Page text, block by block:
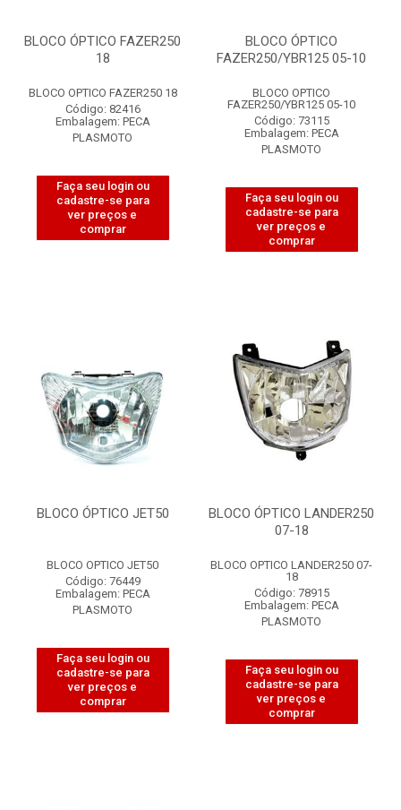
BLOCO ÓPTICO FAZER250
18
BLOCO OPTICO FAZER250 18
Código: 82416
Embalagem: PECA
PLASMOTO
Faça seu login ou
cadastre-se para
ver preços e
comprar
BLOCO ÓPTICO
FAZER250/YBR125 05-10
BLOCO OPTICO
FAZER250/YBR125 05-10
Código: 73115
Embalagem: PECA
PLASMOTO
Faça seu login ou
cadastre-se para
ver preços e
comprar
BLOCO ÓPTICO JET50
BLOCO OPTICO JET50
Código: 76449
Embalagem: PECA
PLASMOTO
Faça seu login ou
cadastre-se para
ver preços e
comprar
BLOCO ÓPTICO LANDER250
07-18
BLOCO OPTICO LANDER250 07-
18
Código: 78915
Embalagem: PECA
PLASMOTO
Faça seu login ou
cadastre-se para
ver preços e
comprar